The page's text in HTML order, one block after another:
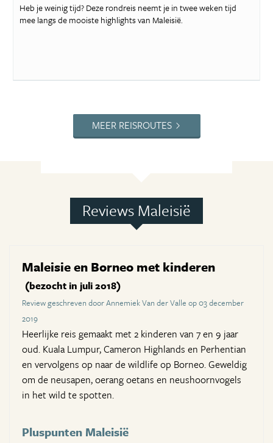
Heb je weinig tijd? Deze rondreis neemt je in twee weken tijd
mee langs de mooiste highlights van Maleisië.
MEER REISROUTES
Reviews Maleisië
Maleisie en Borneo met kinderen
(bezocht in juli 2018)
Review geschreven door Annemiek Van der Valle op 03 december
2019
Heerlijke reis gemaakt met 2 kinderen van 7 en 9 jaar
oud. Kuala Lumpur, Cameron Highlands en Perhentian
en vervolgens op naar de wildlife op Borneo. Geweldig
om de neusapen, oerang oetans en neushoornvogels
in het wild te spotten.
Pluspunten Maleisië